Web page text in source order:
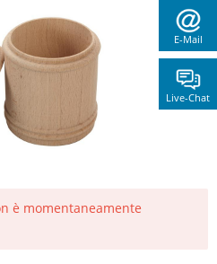
E-Mail
Live-Chat
è momentaneamente